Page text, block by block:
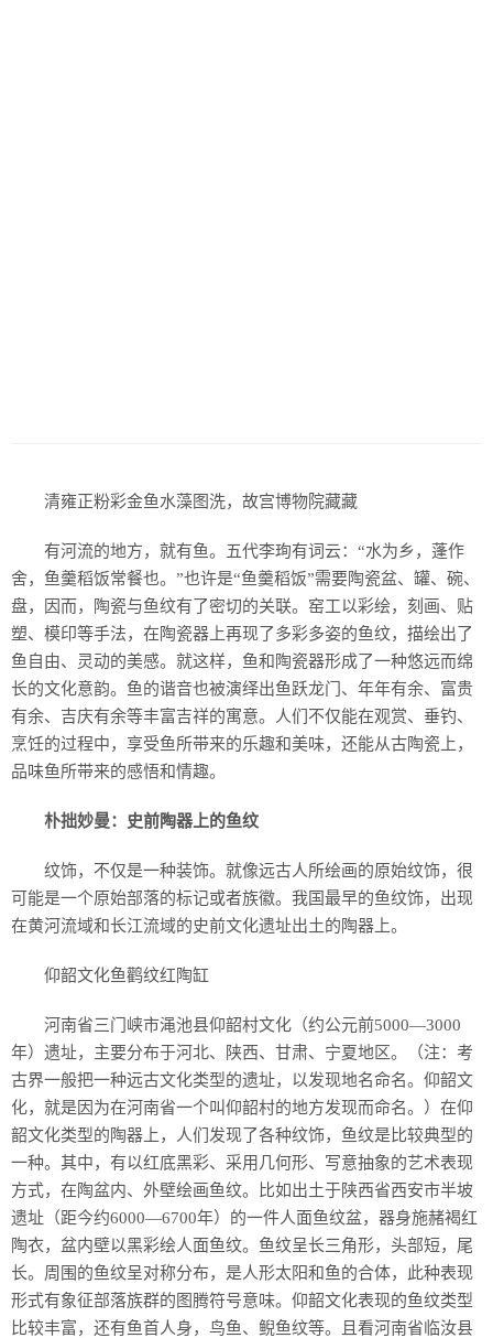
清雍正粉彩金鱼水藻图洗，故宫博物院藏藏
有河流的地方，就有鱼。五代李珣有词云：“水为乡，蓬作
舍，鱼羹稻饭常餐也。”也许是“鱼羹稻饭”需要陶瓷盆、罐、碗、
盘，因而，陶瓷与鱼纹有了密切的关联。窑工以彩绘，刻画、贴
塑、模印等手法，在陶瓷器上再现了多彩多姿的鱼纹，描绘出了
鱼自由、灵动的美感。就这样，鱼和陶瓷器形成了一种悠远而绵
长的文化意韵。鱼的谐音也被演绎出鱼跃龙门、年年有余、富贵
有余、吉庆有余等丰富吉祥的寓意。人们不仅能在观赏、垂钓、
烹饪的过程中，享受鱼所带来的乐趣和美味，还能从古陶瓷上，
品味鱼所带来的感悟和情趣。
朴拙妙曼：史前陶器上的鱼纹
纹饰，不仅是一种装饰。就像远古人所绘画的原始纹饰，很
可能是一个原始部落的标记或者族徽。我国最早的鱼纹饰，出现
在黄河流域和长江流域的史前文化遗址出土的陶器上。
仰韶文化鱼鹳纹红陶缸
河南省三门峡市渑池县仰韶村文化（约公元前5000—3000
年）遗址，主要分布于河北、陕西、甘肃、宁夏地区。（注：考
古界一般把一种远古文化类型的遗址，以发现地名命名。仰韶文
化，就是因为在河南省一个叫仰韶村的地方发现而命名。）在仰
韶文化类型的陶器上，人们发现了各种纹饰，鱼纹是比较典型的
一种。其中，有以红底黑彩、采用几何形、写意抽象的艺术表现
方式，在陶盆内、外壁绘画鱼纹。比如出土于陕西省西安市半坡
遗址（距今约6000—6700年）的一件人面鱼纹盆，器身施赭褐红
陶衣，盆内壁以黑彩绘人面鱼纹。鱼纹呈长三角形，头部短，尾
长。周围的鱼纹呈对称分布，是人形太阳和鱼的合体，此种表现
形式有象征部落族群的图腾符号意味。仰韶文化表现的鱼纹类型
比较丰富，还有鱼首人身，鸟鱼、鲵鱼纹等。且看河南省临汝县